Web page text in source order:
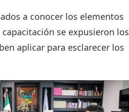
a conocer los elementos
se expusieron los
aplicar para esclarecer los